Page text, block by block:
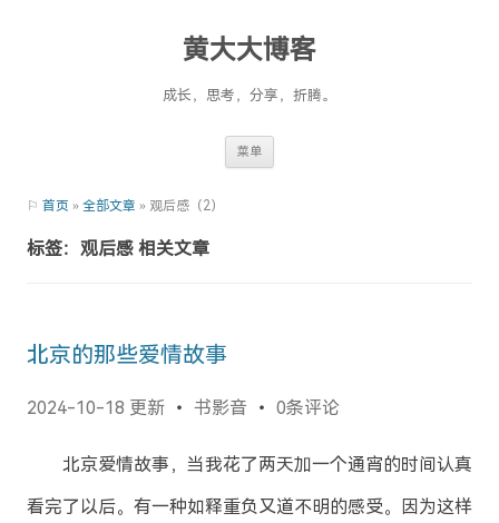
黄大大博客
成长，思考，分享，折腾。
菜单
⚐ 首页 » 全部文章 » 观后感（2）
标签：观后感 相关文章
北京的那些爱情故事
2024-10-18 更新 书影音 0条评论
北京爱情故事，当我花了两天加一个通宵的时间认真
看完了以后。有一种如释重负又道不明的感受。因为这样